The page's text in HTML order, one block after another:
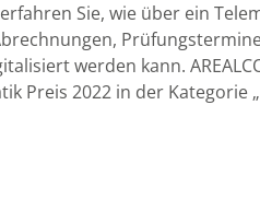
Sie, wie über ein
werden kann.
Preis 2022 in der Kategorie